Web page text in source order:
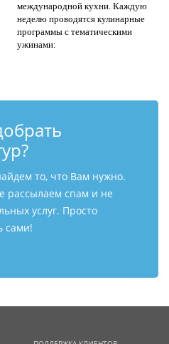
международной кухни. Каждую
неделю проводятся кулинарные
программы с тематическими
ужинами:
то, что Вам нужно.
рассылаем спам и не
услуг. Просто
сами!